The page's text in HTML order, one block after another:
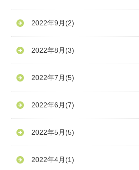
2022年9月 (2)
2022年8月 (3)
2022年7月 (5)
2022年6月 (7)
2022年5月 (5)
2022年4月 (1)